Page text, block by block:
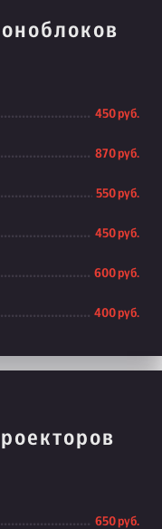
450 руб.
870 руб.
550 руб.
450 руб.
600 руб.
400 руб.
650 руб.